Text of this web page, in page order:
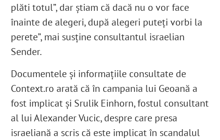
plăti totul”, dar știam că dacă nu o vor face
înainte de alegeri, după alegeri puteți vorbi la
perete”, mai susține consultantul israelian
Sender.
Documentele și informațiile consultate de
Context.ro arată că în campania lui Geoană a
fost implicat și Srulik Einhorn, fostul consultant
al lui Alexander Vucic, despre care presa
israeliană a scris că este implicat în scandalul